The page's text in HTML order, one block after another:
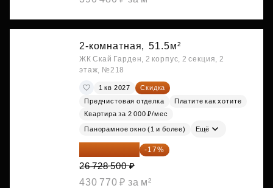
2-комнатная, 51.5м²
ЖК Скай Гарден, 2 корпус, 2 секция, 2
этаж, №218
1 кв 2027
Скидка
Предчистовая отделка
Платите как хотите
Квартира за 2 000 ₽/мес
Панорамное окно (1 и более) Ещё
22 184 655 ₽ -17%
26 728 500 ₽
430 770 ₽ за м²